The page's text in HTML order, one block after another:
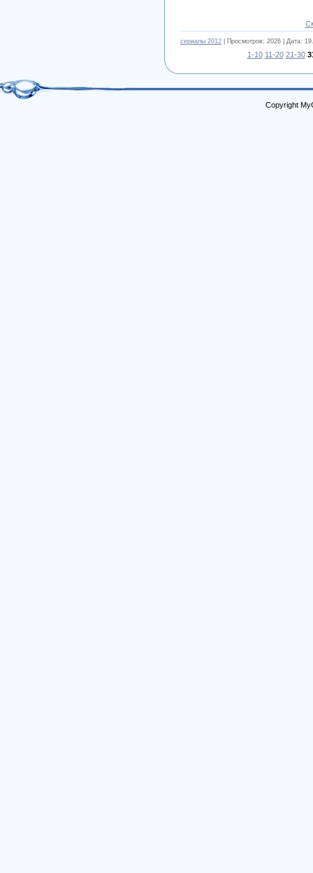
cериалы 2012 | Просмотров: 2026 | Дата:
1-10 11-20 21-30
Copyright